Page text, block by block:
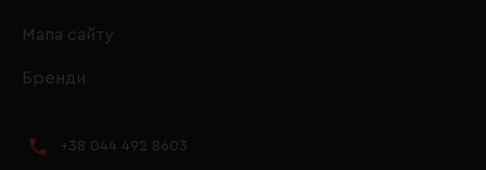
Мапа сайту
Бренди
+38 044 492 8603